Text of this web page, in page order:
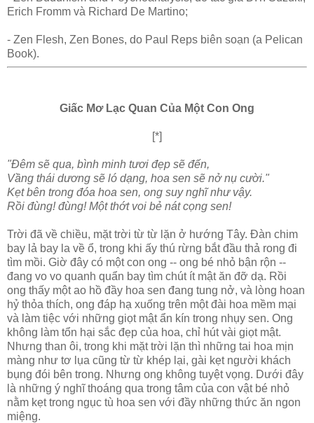
Erich Fromm và Richard De Martino;
- Zen Flesh, Zen Bones, do Paul Reps biên soạn (a Pelican
Book).
Giấc Mơ Lạc Quan Của Một Con Ong
[*]
"Ðêm sẽ qua, bình minh tươi đẹp sẽ đến,
Vầng thái dương sẽ ló dạng, hoa sen sẽ nở nụ cười."
Kẹt bên trong đóa hoa sen, ong suy nghĩ như vậy.
Rồi đùng! đùng! Một thớt voi bẻ nát cọng sen!
Trời đã về chiều, mặt trời từ từ lặn ở hướng Tây. Ðàn chim
bay lả bay la về ổ, trong khi ấy thú rừng bắt đầu thả rong đi
tìm mồi. Giờ đây có một con ong -- ong bé nhỏ bận rộn --
đang vo vo quanh quẩn bay tìm chút ít mật ăn đỡ dạ. Rồi
ong thấy một ao hồ đầy hoa sen đang tung nở, và lòng hoan
hỷ thỏa thích, ong đáp hạ xuống trên một đài hoa mềm mại
và làm tiệc với những giọt mật ẩn kín trong nhụy sen. Ong
không làm tổn hại sắc đẹp của hoa, chỉ hút vài giọt mật.
Nhưng than ôi, trong khi mặt trời lặn thì những tai hoa mịn
màng như tơ lụa cũng từ từ khép lại, gài kẹt người khách
bụng đói bên trong. Nhưng ong không tuyệt vọng. Dưới đây
là những ý nghĩ thoáng qua trong tâm của con vật bé nhỏ
nằm kẹt trong ngục tù hoa sen với đầy những thức ăn ngon
miệng.